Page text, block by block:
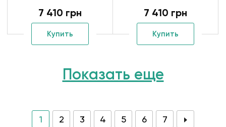
7 410 грн
Купить
7 410 грн
Купить
Показать еще
1 2 3 4 5 6 7